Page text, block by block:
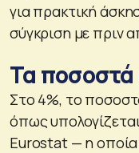
για πρακτική
σύγκριση με πριν
Τα ποσοστά
Στο 4%, το
όπως
Eurostat — η